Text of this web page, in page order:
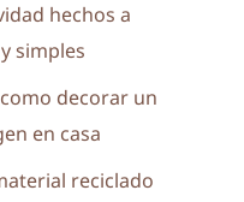
hechos a
simples
decorar un
en casa
reciclado